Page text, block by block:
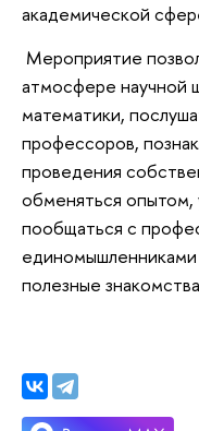
академической
Мероприятие
атмосфере научной
математики,
профессоров,
проведения
обменяться опытом,
пообщаться с
единомышленниками
полезные